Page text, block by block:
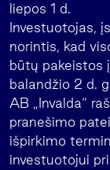
liepos 1 d.
Investuotojas,
norintis, kad
būtų pakeistos
balandžio 2 d.
AB „Invalda“
pranešimo
išpirkimo
investuotojui